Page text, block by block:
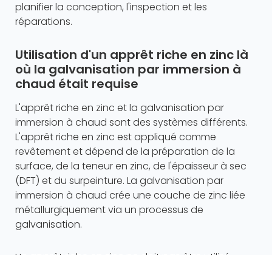
planifier la conception, l'inspection et les
réparations.
Utilisation d'un apprêt riche en zinc là
où la galvanisation par immersion à
chaud était requise
L'apprêt riche en zinc et la galvanisation par
immersion à chaud sont des systèmes différents.
L'apprêt riche en zinc est appliqué comme
revêtement et dépend de la préparation de la
surface, de la teneur en zinc, de l'épaisseur à sec
(DFT) et du surpeinture. La galvanisation par
immersion à chaud crée une couche de zinc liée
métallurgiquement via un processus de
galvanisation.